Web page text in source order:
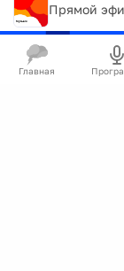
Прямой
Главная